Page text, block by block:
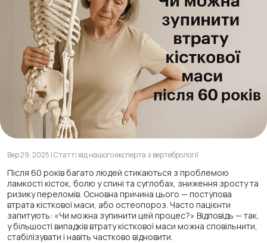
Вер 29, 2025 | Статті від нашого експерта з вертебрології
Після 60 років багато людей стикаються з проблемою
ламкості кісток, болю у спині та суглобах, зниження зросту та
ризику переломів. Основна причина цього — поступова
втрата кісткової маси, або остеопороз. Часто пацієнти
запитують: «Чи можна зупинити цей процес?» Відповідь — так,
у більшості випадків втрату кісткової маси можна сповільнити,
стабілізувати і навіть частково відновити.